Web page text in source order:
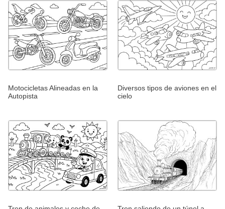
Motocicletas Alineadas en la
Autopista
Diversos tipos de aviones en el
cielo